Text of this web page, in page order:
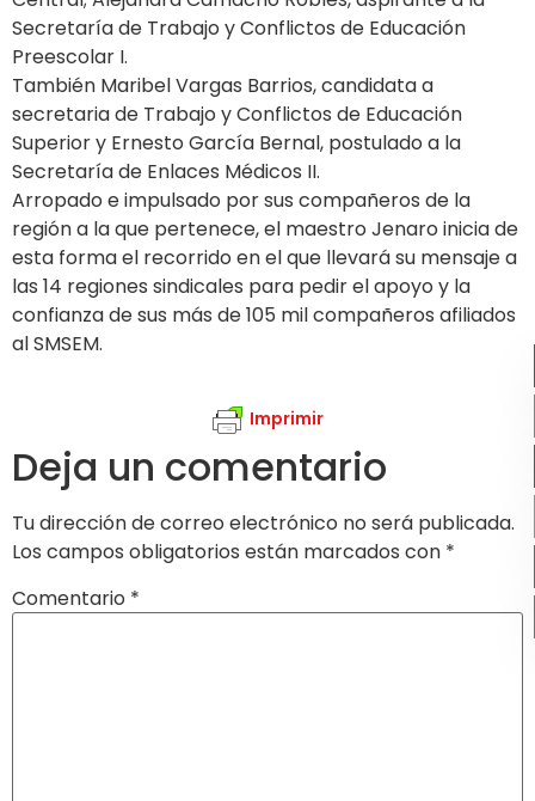
Secretaría de Trabajo y Conflictos de Educación
Preescolar I.
También Maribel Vargas Barrios, candidata a
secretaria de Trabajo y Conflictos de Educación
Superior y Ernesto García Bernal, postulado a la
Secretaría de Enlaces Médicos II.
Arropado e impulsado por sus compañeros de la
región a la que pertenece, el maestro Jenaro inicia de
esta forma el recorrido en el que llevará su mensaje a
las 14 regiones sindicales para pedir el apoyo y la
confianza de sus más de 105 mil compañeros afiliados
al SMSEM.
Imprimir
Deja un comentario
Tu dirección de correo electrónico no será publicada.
Los campos obligatorios están marcados con *
Comentario *